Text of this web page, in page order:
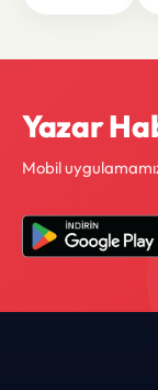
Yazar
Mobil